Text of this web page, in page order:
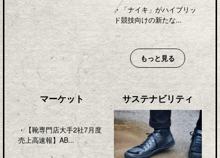
・ 「ナイキ」がハイブリッ
ド競技向けの新たな...
もっと見る
マーケット
・【靴専門店大手2社7月度
売上高速報】AB...
サステナビリティ